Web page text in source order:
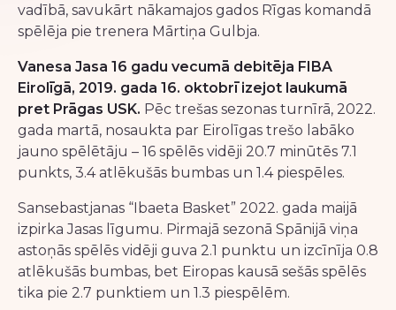
vadībā, savukārt nākamajos gados Rīgas komandā
spēlēja pie trenera Mārtiņa Gulbja.
Vanesa Jasa 16 gadu vecumā debitēja FIBA
Eirolīgā, 2019. gada 16. oktobrī izejot laukumā
pret Prāgas USK. Pēc trešas sezonas turnīrā, 2022.
gada martā, nosaukta par Eirolīgas trešo labāko
jauno spēlētāju – 16 spēlēs vidēji 20.7 minūtēs 7.1
punkts, 3.4 atlēkušās bumbas un 1.4 piespēles.
Sansebastjanas “Ibaeta Basket” 2022. gada maijā
izpirka Jasas līgumu. Pirmajā sezonā Spānijā viņa
astoņās spēlēs vidēji guva 2.1 punktu un izcīnīja 0.8
atlēkušās bumbas, bet Eiropas kausā sešās spēlēs
tika pie 2.7 punktiem un 1.3 piespēlēm.